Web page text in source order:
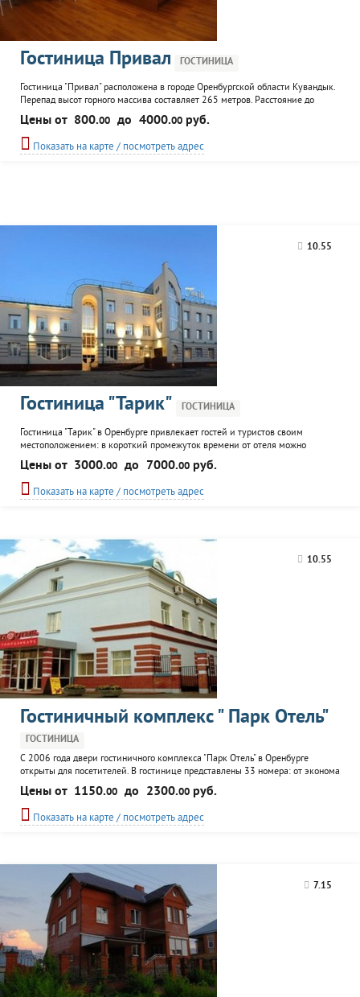
Гостиница Привал ГОСТИНИЦА
Гостиница "Привал" расположена в городе Оренбургской области Кувандык.
Перепад высот горного массива составляет 265 метров. Расстояние до
подъемника - три километра. Длина трасс горно-лыжного комплекса - от 250
метров до 2,5 километров. Ширина основного склона более километра.
Новая трехэтажное здание гостиницы, 14 номеров рассчитанных на
заселение от одного-двух человек в...
Цены от 800.00 до 4000.00 руб.
Показать на карте / посмотреть адрес
10.55
Гостиница "Тарик" ГОСТИНИЦА
Гостиница "Тарик" в Оренбурге привлекает гостей и туристов своим
местоположением: в короткий промежуток времени от отеля можно
добраться в любой конец города. Всего а гостинице 28 номеров,
оснащенных современной мебелью и сантехникой. К услугам постояльцев:
ресторан, кафе, vip зал, конференц-зал, SPA-центр, ногтевая студия, бассейн,
тренажерный зал.
Цены от 3000.00 до 7000.00 руб.
Показать на карте / посмотреть адрес
10.55
Гостиничный комплекс " Парк Отель"
ГОСТИНИЦА
С 2006 года двери гостиничного комплекса "Парк Отель" в Оренбурге
открыты для посетителей. В гостинице представлены 33 номера: от эконома
до люкса. Каждый номер имеет индивидуальное дизайнерское
оформление. К услугам постояльцев: столовая, кафе-бар, бильярд, сауна,
солярий, массажный кабинет.
Цены от 1150.00 до 2300.00 руб.
Показать на карте / посмотреть адрес
7.15